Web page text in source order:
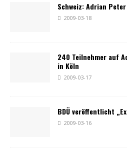
Schweiz: Adrian
2009-03-18
240 Teilnehmer auf
in Köln
2009-03-17
BDÜ veröffentlicht
2009-03-16